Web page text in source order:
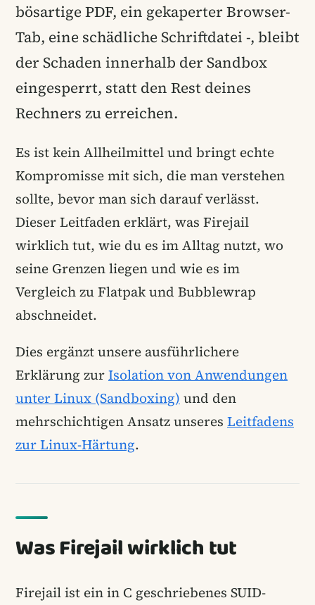
bösartige PDF, ein gekaperter Browser-
Tab, eine schädliche Schriftdatei -, bleibt
der Schaden innerhalb der Sandbox
eingesperrt, statt den Rest deines
Rechners zu erreichen.
Es ist kein Allheilmittel und bringt echte
Kompromisse mit sich, die man verstehen
sollte, bevor man sich darauf verlässt.
Dieser Leitfaden erklärt, was Firejail
wirklich tut, wie du es im Alltag nutzt, wo
seine Grenzen liegen und wie es im
Vergleich zu Flatpak und Bubblewrap
abschneidet.
Dies ergänzt unsere ausführlichere
Erklärung zurIsolation von Anwendungen
unter Linux (Sandboxing) und den
mehrschichtigen Ansatz unseres Leitfadens
zur Linux-Härtung.
Was Firejail wirklich tut
Firejail ist ein in C geschriebenes SUID-